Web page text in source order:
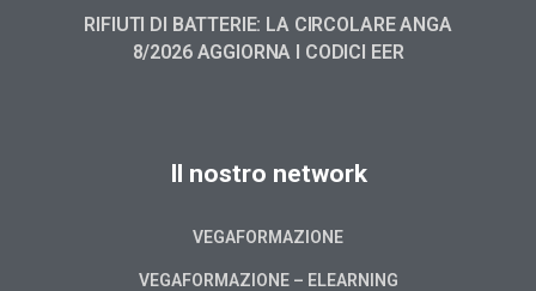
RIFIUTI DI BATTERIE: LA CIRCOLARE ANGA
8/2026 AGGIORNA I CODICI EER
Il nostro network
VEGAFORMAZIONE
VEGAFORMAZIONE – ELEARNING